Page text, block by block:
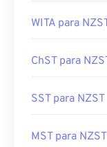
WITA para
ChST para
SST para NZST
MST para NZST